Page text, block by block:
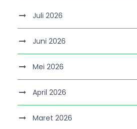
Juli 2026
Juni 2026
Mei 2026
April 2026
Maret 2026